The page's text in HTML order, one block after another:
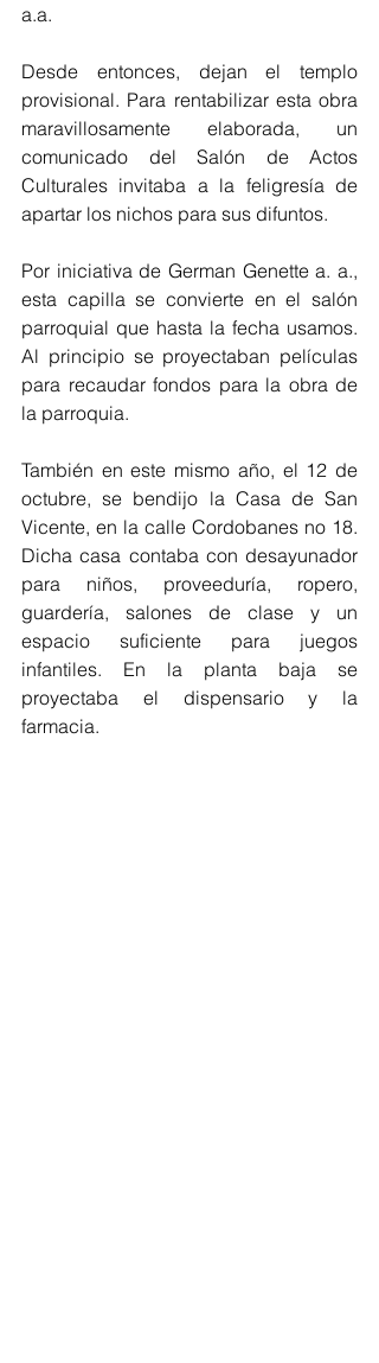
a.a.
Desde entonces, dejan el templo
provisional. Para rentabilizar esta obra
maravillosamente elaborada, un
comunicado del Salón de Actos
Culturales invitaba a la feligresía de
apartar los nichos para sus difuntos.
Por iniciativa de German Genette a. a.,
esta capilla se convierte en el salón
parroquial que hasta la fecha usamos.
Al principio se proyectaban películas
para recaudar fondos para la obra de
la parroquia.
También en este mismo año, el 12 de
octubre, se bendijo la Casa de San
Vicente, en la calle Cordobanes no 18.
Dicha casa contaba con desayunador
para niños, proveeduría, ropero,
guardería, salones de clase y un
espacio suficiente para juegos
infantiles. En la planta baja se
proyectaba el dispensario y la
farmacia.